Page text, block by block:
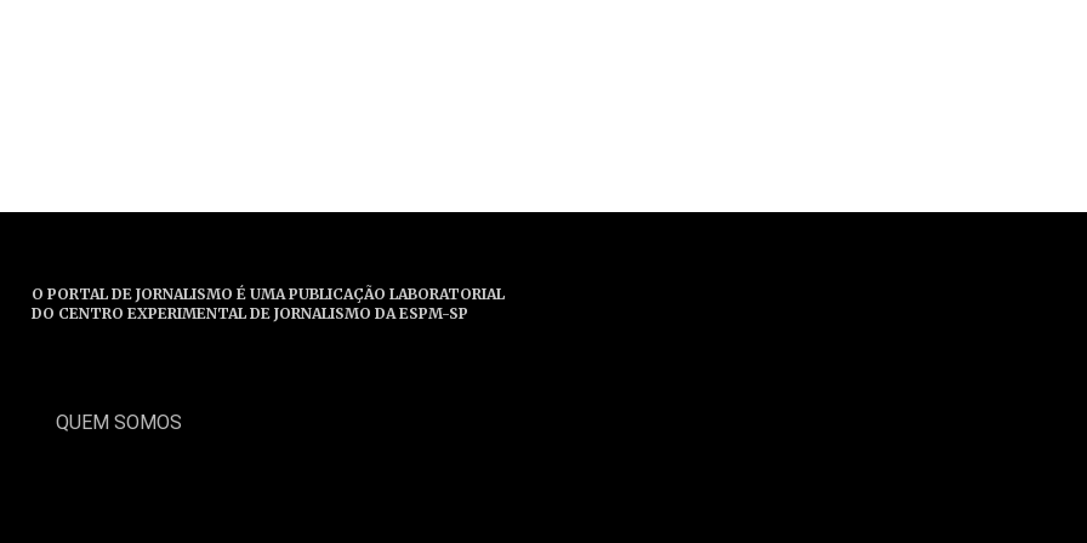
O PORTAL DE JORNALISMO É UMA PUBLICAÇÃO LABORATORIAL
DO CENTRO EXPERIMENTAL DE JORNALISMO DA ESPM-SP
QUEM SOMOS